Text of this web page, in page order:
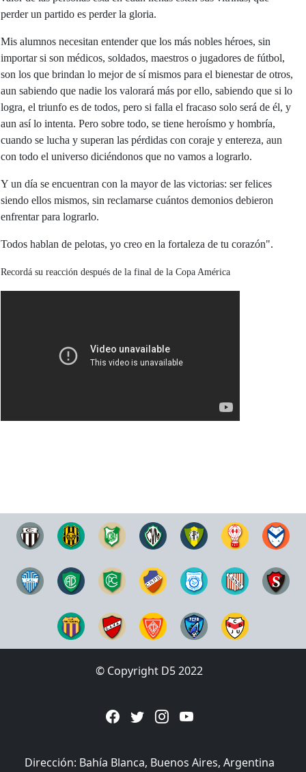
perder un partido es perder la gloria.
Mis alumnos necesitan entender que los más nobles héroes, sin
importar si son médicos, soldados, maestros o jugadores de fútbol,
son los que brindan lo mejor de sí mismos para el bienestar de otros,
aun sabiendo que nadie los valorará más por ello, sabiendo que si lo
logra, el triunfo es de todos, pero si falla el fracaso solo será de él, y
aun así lo intenta. Pero sobre todo, se tiene heroísmo y hombría,
cuando se lucha y superan las pérdidas con coraje y entereza, aun
con todo el universo diciéndonos que no vamos a lograrlo.
Y un día se encuentran con la mayor de las victorias: ser felices
siendo ellos mismos, sin reclamarse cuántos demonios debieron
enfrentar para lograrlo.
Todos hablan de pelotas, yo creo en la fortaleza de tu corazón".
Recordá su reacción después de la final de la Copa América
© Copyright D5 2022
Dirección: Bahía Blanca, Buenos Aires, Argentina